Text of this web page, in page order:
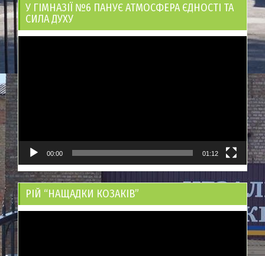
У ГІМНАЗІЇ №6 ПАНУЄ АТМОСФЕРА ЄДНОСТІ ТА
СИЛА ДУХУ
00:00 01:12
РІЙ “НАЩАДКИ КОЗАКІВ”